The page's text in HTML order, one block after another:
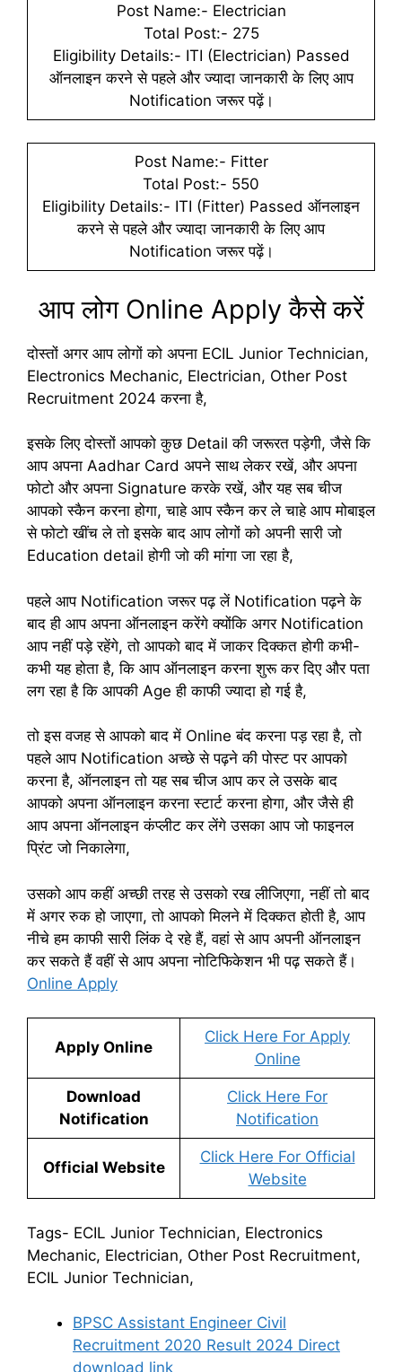
Post Name:- Electrician
Total Post:- 275
Eligibility Details:- ITI (Electrician) Passed
ऑनलाइन करने से पहले और ज्यादा जानकारी के लिए आप
Notification जरूर पढ़ें।
Post Name:- Fitter
Total Post:- 550
Eligibility Details:- ITI (Fitter) Passed ऑनलाइन
करने से पहले और ज्यादा जानकारी के लिए आप
Notification जरूर पढ़ें।
आप लोग Online Apply कैसे करें
दोस्तों अगर आप लोगों को अपना ECIL Junior Technician,
Electronics Mechanic, Electrician, Other Post
Recruitment 2024 करना है,
इसके लिए दोस्तों आपको कुछ Detail की जरूरत पड़ेगी, जैसे कि
आप अपना Aadhar Card अपने साथ लेकर रखें, और अपना
फोटो और अपना Signature करके रखें, और यह सब चीज
आपको स्कैन करना होगा, चाहे आप स्कैन कर ले चाहे आप मोबाइल
से फोटो खींच ले तो इसके बाद आप लोगों को अपनी सारी जो
Education detail होगी जो की मांगा जा रहा है,
पहले आप Notification जरूर पढ़ लें Notification पढ़ने के
बाद ही आप अपना ऑनलाइन करेंगे क्योंकि अगर Notification
आप नहीं पड़े रहेंगे, तो आपको बाद में जाकर दिक्कत होगी कभी-
कभी यह होता है, कि आप ऑनलाइन करना शुरू कर दिए और पता
लग रहा है कि आपकी Age ही काफी ज्यादा हो गई है,
तो इस वजह से आपको बाद में Online बंद करना पड़ रहा है, तो
पहले आप Notification अच्छे से पढ़ने की पोस्ट पर आपको
करना है, ऑनलाइन तो यह सब चीज आप कर ले उसके बाद
आपको अपना ऑनलाइन करना स्टार्ट करना होगा, और जैसे ही
आप अपना ऑनलाइन कंप्लीट कर लेंगे उसका आप जो फाइनल
प्रिंट जो निकालेगा,
उसको आप कहीं अच्छी तरह से उसको रख लीजिएगा, नहीं तो बाद
में अगर रुक हो जाएगा, तो आपको मिलने में दिक्कत होती है, आप
नीचे हम काफी सारी लिंक दे रहे हैं, वहां से आप अपनी ऑनलाइन
कर सकते हैं वहीं से आप अपना नोटिफिकेशन भी पढ़ सकते हैं।
Online Apply
Apply Online
Click Here For Apply
Online
Download
Notification
Click Here For
Notification
Official Website
Click Here For Official
Website
Tags- ECIL Junior Technician, Electronics
Mechanic, Electrician, Other Post Recruitment,
ECIL Junior Technician,
BPSC Assistant Engineer Civil
Recruitment 2020 Result 2024 Direct
download link